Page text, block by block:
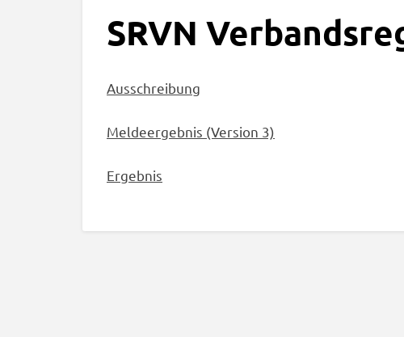
SRVN
Ausschreibung
Meldeergebnis (Version 3)
Ergebnis